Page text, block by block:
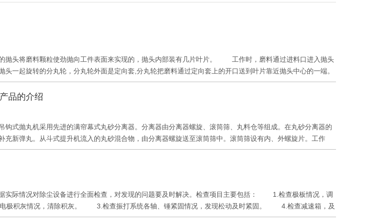
头将磨料颗粒使劲抛向工件表面来实现的，抛头内部装有几片叶片。 工作时，磨料通过进料口进入抛头
头一起旋转的分丸轮，分丸轮外面是定向套,分丸轮把磨料通过定向套上的开口送到叶片靠近抛头中心的一端。
片的长度方向加速，直到到达叶片的顶端以极高的速度撞击工件表面。 分丸轮的作用是将磨料按一定的要
开口一旦严重磨损，磨料就会撞击叶片的端头，造成叶片非正常磨损，磨料的发散流将变得没有规则。因此，
的发散形状和热区的大小。所谓的热区，即使磨料发散面上磨料比较集中的一个区域，这是由于磨料在叶片上
定位可以根据开口的磨损情况进行适当的调解，保证抛头在良好的运行状态下工作。 抛头中的叶片与磨料直
密切相关。 叶片的耐磨性直接决定叶片的寿命和抛丸机的运行成本，因此，抛头的叶片都要使用高耐磨材
定了抛丸机的寿命，这种说法并不为过。 叶片磨损或开裂会使叶轮高速旋转时产生振动。因此，要经常检
做磨料时情况就更严重。对磨损了的叶片进行分析后认为，存在铸造缺陷的叶片会使磨料颗粒在运动过程中出
过来又对叶片造成冲刷作用，从而加剧叶片的磨损。磨料中要是有砂存在，就会加剧叶片的磨损。
品的介绍
式抛丸机采用先进的满帘幕式丸砂分离器。分离器由分离器螺旋、滚筒筛、丸料仓等组成。在丸砂分离器的
充新弹丸。从斗式提升机流入的丸砂混合物，由分离器螺旋送至滚筒筛中。滚筒筛设有内、外螺旋片。工作
动送至排渣口排出。 过筛后的丸、砂及粉尘混合物由滚筒筛外螺旋片推送，并且使其沿分离器全长均匀布
节，呈流幕状态均匀流至分离器底部。此时，抛丸机分离器风机通过分离器抽风孔抽风。利用重力风选原理，
章来自于：吊钩式抛丸机的抛丸器时，应注意抛丸器的定向套位置应使弹丸抛射全部覆盖在被清理的工件
窗口的位置，必要时可在一块木板上涂以黑墨或铺设一张厚纸，放在被清理工件的位置处，启动抛丸器，人工
丸，检查抛射带的位置，如抛射区位置不正确，应调整定向套，以获得理想的位置为准。定向套调整好后，可
际情况对除尘设备进行全面检查，对发现的问题要及时解决。检查项目主要包括： 1.检查极板情况，调
积灰情况，清除积灰。 3.检查振打系统各轴、锤紧固情况，发现松动及时紧固。 4.检查减速箱，及
6.检查烟箱、壳体、灰斗及人孔门处漏风，必要时进行焊补或更换密封垫。 7.检修各管路阀门的泄